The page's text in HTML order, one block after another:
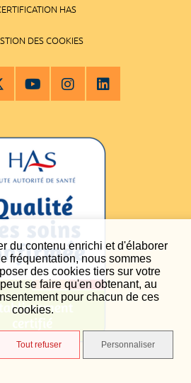
du contenu enrichi et d'élaborer
fréquentation, nous sommes
des cookies tiers sur votre
se faire qu'en obtenant, au
pour chacun de ces
cookies.
Tout refuser Personnaliser
HAS
DES COOKIES